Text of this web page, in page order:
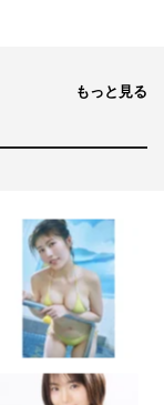
もっと見る